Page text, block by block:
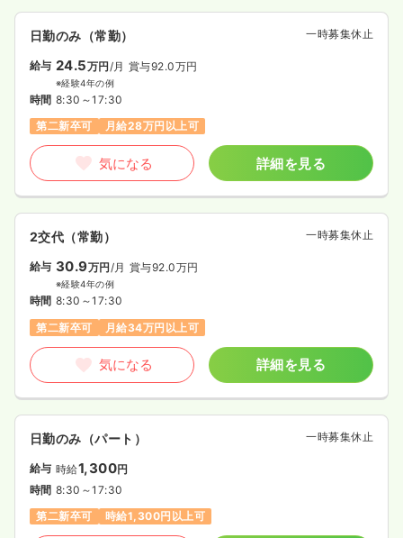
日勤のみ（常勤） 一時募集休止
給与 24.5万円/月 賞与92.0万円
※経験4年の例
時間 8:30～17:30
第二新卒可
月給28万円以上可
気になる 詳細を見る
2交代（常勤） 一時募集休止
給与 30.9万円/月 賞与92.0万円
※経験4年の例
時間 8:30～17:30
第二新卒可
月給34万円以上可
気になる 詳細を見る
日勤のみ（パート） 一時募集休止
給与 時給1,300円
時間 8:30～17:30
第二新卒可
時給1,300円以上可